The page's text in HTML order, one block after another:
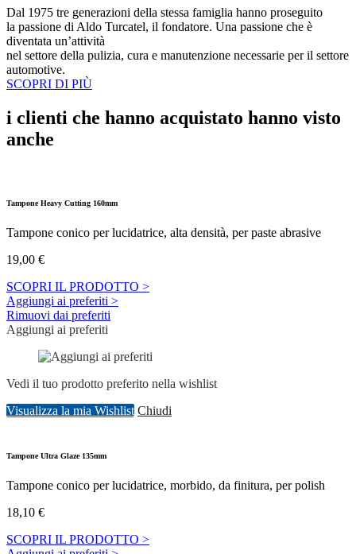
Dal 1975 tre generazioni della stessa famiglia hanno proseguito
la passione di Aldo Turcatel, il fondatore. Una passione che è
diventata un’attività
nel settore della pulizia, cura e manutenzione necessarie per il settore
automotive.
SCOPRI DI PIÙ
i clienti che hanno acquistato hanno visto
anche
Tampone Heavy Cutting 160mm
Tampone conico per lucidatrice, alta densità, per paste abrasive
19,00 €
SCOPRI IL PRODOTTO >
Aggiungi ai preferiti >
Rimuovi dai preferiti
Aggiungi ai preferiti
Vedi il tuo prodotto preferito nella wishlist
Visualizza la mia Wishlist Chiudi
Tampone Ultra Glaze 135mm
Tampone conico per lucidatrice, morbido, da finitura, per polish
18,10 €
SCOPRI IL PRODOTTO >